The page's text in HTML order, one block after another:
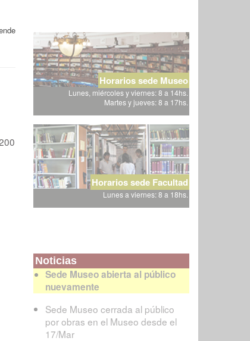
Horarios sede Museo
Lunes, miércoles y viernes: 8 a 14hs.
Martes y jueves: 8 a 17hs.
Horarios sede Facultad
Lunes a viernes: 8 a 18hs.
Noticias
Sede Museo abierta al público
nuevamente
Sede Museo cerrada al público
por obras en el Museo desde el
17/Mar